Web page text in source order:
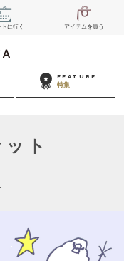
に行く アイテムを買う
FEATURE
特集
ト